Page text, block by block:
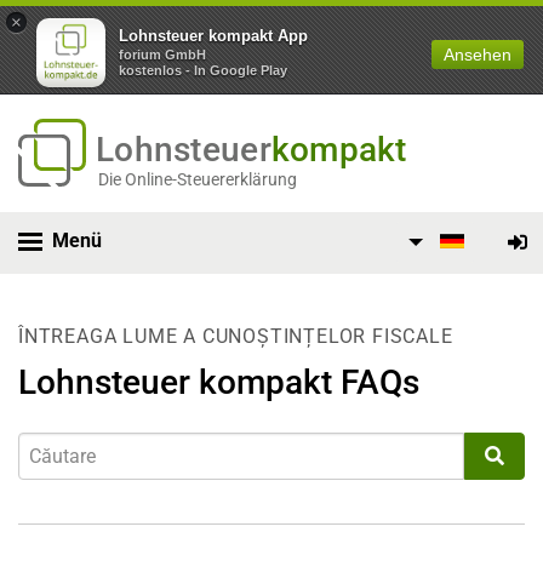
×
Lohnsteuer kompakt App
forium GmbH
kostenlos - In Google Play
Ansehen
Lohnsteuerkompakt
Die Online-Steuererklärung
Menü
ÎNTREAGA LUME A CUNOȘTINȚELOR FISCALE
Lohnsteuer kompakt FAQs